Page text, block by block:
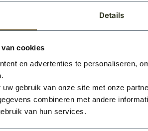
Details
cookies
en advertenties te personaliseren,
gebruik van onze site met onze
combineren met andere
van hun services.
kleurmogelijkheden
dakhelling: 25°
voor maatvoering
voor technische